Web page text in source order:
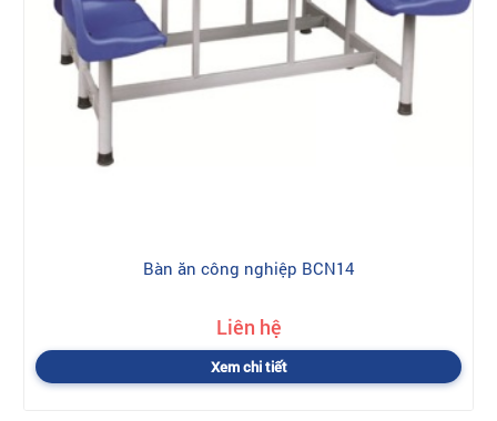
Bàn ăn công nghiệp BCN14
Liên hệ
Xem chi tiết